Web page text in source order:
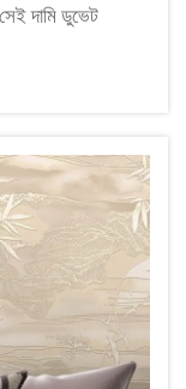
দামি ডুভেট
দাগ থেকে